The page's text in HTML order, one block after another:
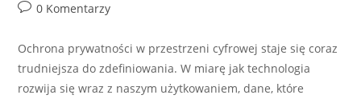
0 Komentarzy
Ochrona prywatności w przestrzeni cyfrowej staje się coraz
trudniejsza do zdefiniowania. W miarę jak technologia
rozwija się wraz z naszym użytkowaniem, dane, które